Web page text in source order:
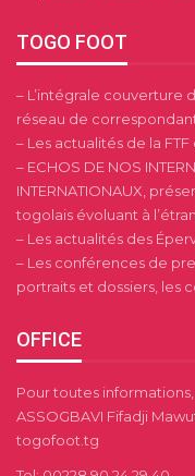
TOGO FOOT
– L’intégrale couverture
réseau de
– Les actualités de la FTF
– ECHOS DE NOS
INTERNATIONAUX,
togolais évoluant à
– Les actualités des
– Les conférences de
portraits et dossiers, les
OFFICE
Pour toutes
ASSOGBAVI Fifadji
togofoot.tg